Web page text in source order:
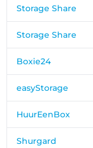
Storage Share
Storage Share
Boxie24
easyStorage
HuurEenBox
Shurgard